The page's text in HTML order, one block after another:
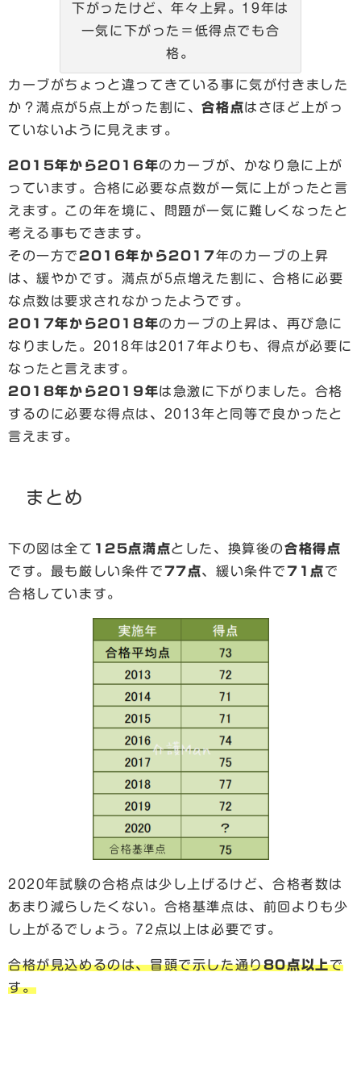
下がったけど、年々上昇。19年は
一気に下がった＝低得点でも合
格。
カーブがちょっと違ってきている事に気が付きました
か？満点が5点上がった割に、合格点はさほど上がっ
ていないように見えます。
2015年から2016年のカーブが、かなり急に上が
っています。合格に必要な点数が一気に上がったと言
えます。この年を境に、問題が一気に難しくなったと
考える事もできます。
その一方で2016年から2017年のカーブの上昇
は、緩やかです。満点が5点増えた割に、合格に必要
な点数は要求されなかったようです。
2017年から2018年のカーブの上昇は、再び急に
なりました。2018年は2017年よりも、得点が必要に
なったと言えます。
2018年から2019年は急激に下がりました。合格
するのに必要な得点は、2013年と同等で良かったと
言えます。
まとめ
下の図は全て 125点満点とした、換算後の合格得点
です。最も厳しい条件で77点、緩い条件で71点で
合格しています。
2020年試験の合格点は少し上げるけど、合格者数は
あまり減らしたくない。合格基準点は、前回よりも少
し上がるでしょう。72点以上は必要です。
合格が見込めるのは、冒頭で示した通り80点以上で
す。